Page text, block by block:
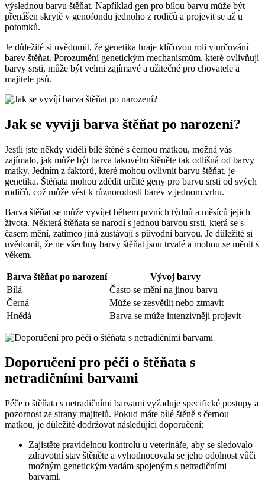
výslednou barvu štěňat. Například gen pro bílou barvu může být
přenášen skrytě v genofondu jednoho z rodičů a projevit se až u
potomků.
Je důležité si uvědomit, že genetika hraje klíčovou roli v určování
barev štěňat. Porozumění genetickým mechanismům, které ovlivňují
barvy srsti, může být velmi zajímavé a užitečné pro chovatele a
majitele psů.
Jak se vyvíjí barva štěňat po narození?
Jestli jste někdy viděli bílé štěně s černou matkou, možná vás
zajímalo, jak může být barva takového štěněte tak odlišná od barvy
matky. Jedním z faktorů, které mohou ovlivnit barvu štěňat, je
genetika. Štěňata mohou zdědit určité geny pro barvu srsti od svých
rodičů, což může vést k různorodosti barev v jednom vrhu.
Barva štěňat se může vyvíjet během prvních týdnů a měsíců jejich
života. Některá štěňata se narodí s jednou barvou srsti, která se s
časem mění, zatímco jiná zůstávají s původní barvou. Je důležité si
uvědomit, že ne všechny barvy štěňat jsou trvalé a mohou se měnit s
věkem.
Barva štěňat po narození
Vývoj barvy
Bílá
Často se mění na jinou barvu
Černá
Může se zesvětlit nebo ztmavit
Hnědá
Barva se může intenzivněji projevit
Doporučení pro péči o štěňata s
netradičními barvami
Péče o štěňata s netradičními barvami vyžaduje specifické postupy a
pozornost ze strany majitelů. Pokud máte bílé štěně s černou
matkou, je důležité dodržovat následující doporučení:
Zajistěte pravidelnou kontrolu u veterináře, aby se sledovalo
zdravotní stav štěněte a vyhodnocovala se jeho odolnost vůči
možným genetickým vadám spojeným s netradičními
barvami.